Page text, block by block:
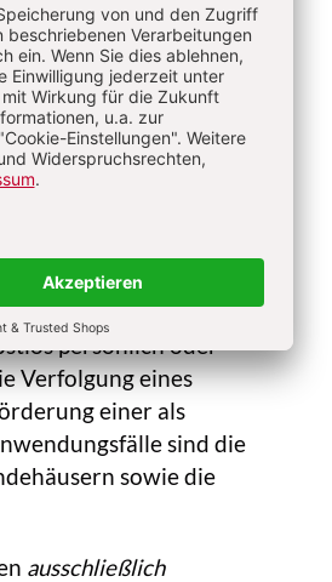
Sinne auch
Zweckim engeren
geistigem
beigefügter, aber
wie
und Kultur, Umwelt-
reinen
deren
durch
mildtätigen Zweck
persönlich oder
Verfolgung eines
einer als
sind die
sowie die
ausschließlich